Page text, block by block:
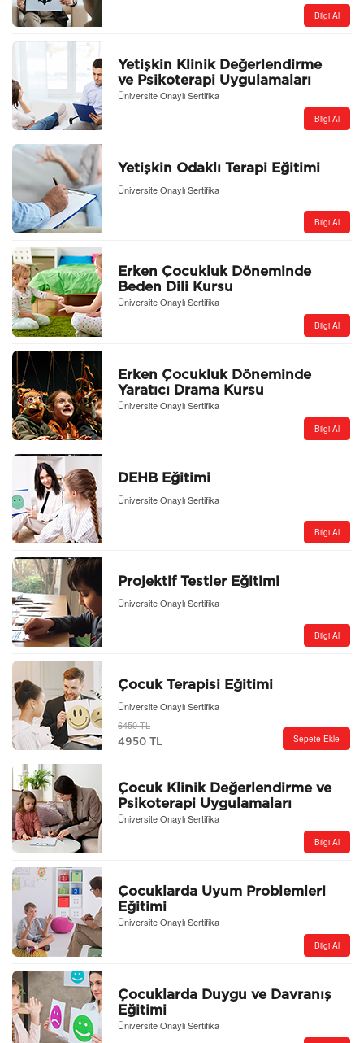
Bilgi Al
Yetişkin Klinik Değerlendirme
ve Psikoterapi Uygulamaları
Kursu
Üniversite Onaylı Sertifika
Bilgi Al
Yetişkin Odaklı Terapi Eğitimi
Üniversite Onaylı Sertifika
Bilgi Al
Erken Çocukluk Döneminde
Beden Dili Kursu
Üniversite Onaylı Sertifika
Bilgi Al
Erken Çocukluk Döneminde
Yaratıcı Drama Kursu
Üniversite Onaylı Sertifika
Bilgi Al
DEHB Eğitimi
Üniversite Onaylı Sertifika
Bilgi Al
Projektif Testler Eğitimi
Üniversite Onaylı Sertifika
Bilgi Al
Çocuk Terapisi Eğitimi
Üniversite Onaylı Sertifika
6450 TL
4950 TL Sepete Ekle
Çocuk Klinik Değerlendirme ve
Psikoterapi Uygulamaları
Kursu
Üniversite Onaylı Sertifika
Bilgi Al
Çocuklarda Uyum Problemleri
Eğitimi
Üniversite Onaylı Sertifika
Bilgi Al
Çocuklarda Duygu ve Davranış
Eğitimi
Üniversite Onaylı Sertifika